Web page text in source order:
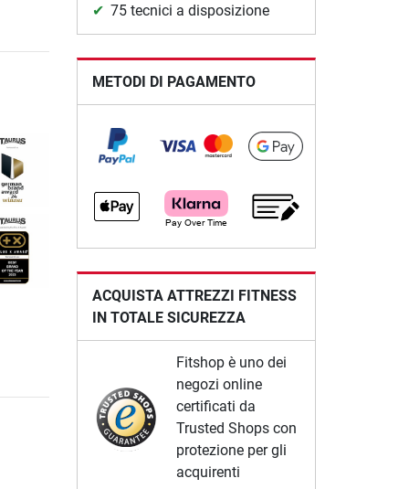
75 tecnici a disposizione
METODI DI PAGAMENTO
ACQUISTA ATTREZZI FITNESS
IN TOTALE SICUREZZA
Fitshop è uno dei
negozi online
certificati da
Trusted Shops con
protezione per gli
acquirenti